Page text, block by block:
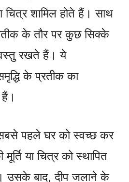
चित्र शामिल होते हैं। साथ
के तौर पर कुछ सिक्के
वस्तु रखते हैं। ये
के प्रतीक का
पहले घर को स्वच्छ कर
या चित्र को स्थापित
उसके बाद, दीप जलाने के